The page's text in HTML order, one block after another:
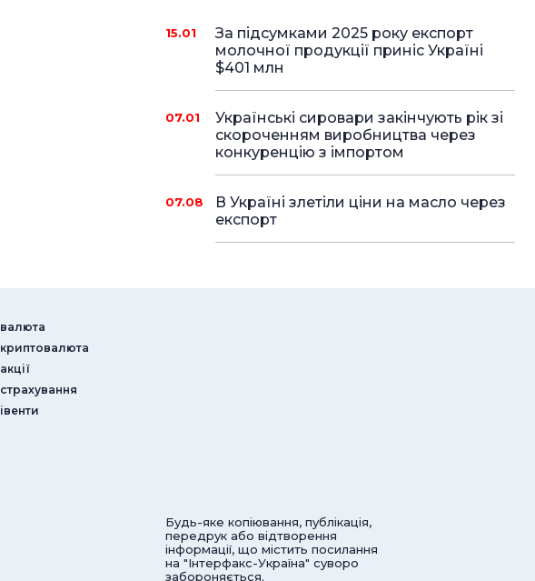
15.01
За підсумками 2025 року експорт
молочної продукції приніс Україні
$401 млн
07.01
Українські сировари закінчують рік зі
скороченням виробництва через
конкуренцію з імпортом
07.08
В Україні злетіли ціни на масло через
експорт
валюта
криптовалюта
акції
страхування
iвенти
Будь-яке копіювання, публікація,
передрук або відтворення
інформації, що містить посилання
на "Інтерфакс-Україна" суворо
забороняється.